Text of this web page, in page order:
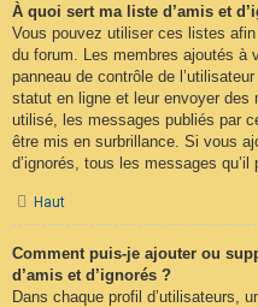
À quoi sert ma liste d’amis et
Vous pouvez utiliser ces listes
du forum. Les membres ajoutés à
panneau de contrôle de
statut en ligne et leur envoyer
utilisé, les messages publiés par
être mis en surbrillance. Si vous
d’ignorés, tous les messages
Haut
Comment puis-je ajouter ou
d’amis et d’ignorés ?
Dans chaque profil d’utilisateurs,